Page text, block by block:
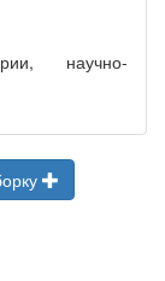
научно-